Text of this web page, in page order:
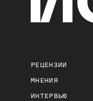
РЕЦЕНЗИИ
МНЕНИЯ
ИНТЕРВЬЮ